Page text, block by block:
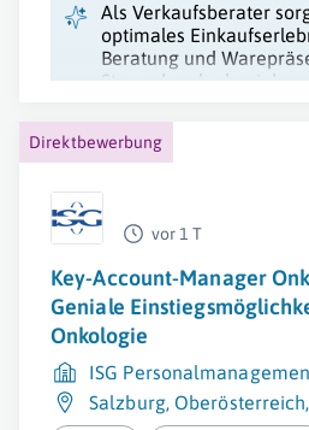
Als Verkaufsberater
optimales
Beratung und
Direktbewerbung
vor 1 T
Key-Account-Manager
Geniale
Onkologie
ISG
Salzburg, Oberösterreich,